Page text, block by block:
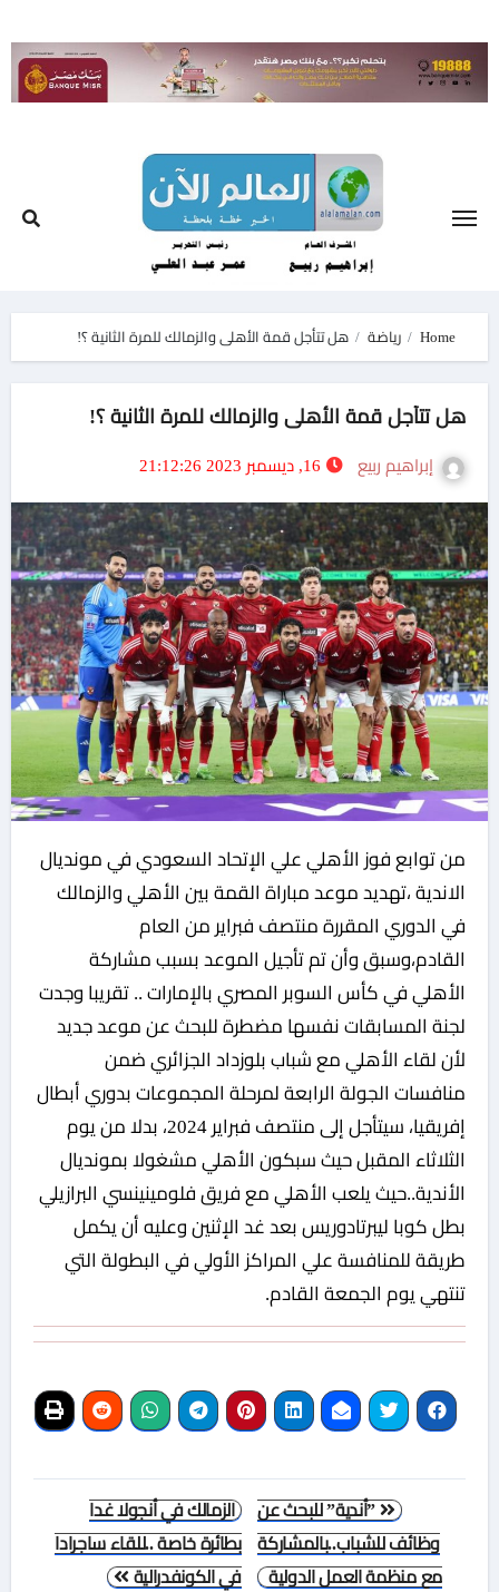
to
content
Home رياضة هل تتأجل قمة الأهلى والزمالك للمرة الثانية ؟!
هل تتأجل قمة الأهلى والزمالك للمرة الثانية ؟!
إبراهيم ربيع
من توابع فوز الأهلي علي الإتحاد السعودي في مونديال
الاندية ،تهديد موعد مباراة القمة بين الأهلي والزمالك
في الدوري المقررة منتصف فبراير من العام
القادم،وسبق وأن تم تأجيل الموعد بسبب مشاركة
الأهلي في كأس السوبر المصري بالإمارات .. تقريبا وجدت
لجنة المسابقات نفسها مضطرة للبحث عن موعد جديد
لأن لقاء الأهلي مع شباب بلوزداد الجزائري ضمن
منافسات الجولة الرابعة لمرحلة المجموعات بدوري أبطال
إفريقيا، سيتأجل إلى منتصف فبراير 2024، بدلا من يوم
الثلاثاء المقبل حيث سبكون الأهلي مشغولا بمونديال
الأندية..حيث يلعب الأهلي مع فريق فلومينينسي البرازيلي
بطل كوبا ليبرتادوريس بعد غد الإثنين وعليه أن يكمل
طريقة للمنافسة علي المراكز الأولي في البطولة التي
تنتهي يوم الجمعة القادم.
تصفّح
المقالات
الزمالك في أنجولا غدا
بطائرة خاصة ..للقاء ساجرادا
في الكونفدرالية
”أندية” للبحث عن
وظائف للشباب..بالمشاركة
مع منظمة العمل الدولية